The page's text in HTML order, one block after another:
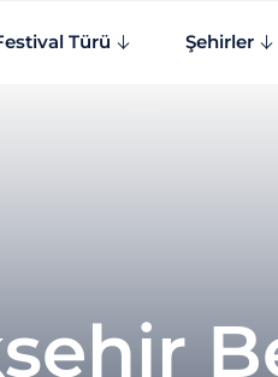
Türü Şehirler